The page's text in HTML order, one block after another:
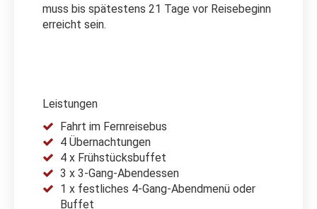
muss bis spätestens 21 Tage vor Reisebeginn
erreicht sein.
Leistungen
Fahrt im Fernreisebus
4 Übernachtungen
4 x Frühstücksbuffet
3 x 3-Gang-Abendessen
1 x festliches 4-Gang-Abendmenü oder
Buffet